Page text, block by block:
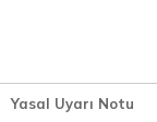
Yasal Uyarı Notu